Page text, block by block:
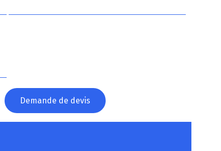
Demande de devis